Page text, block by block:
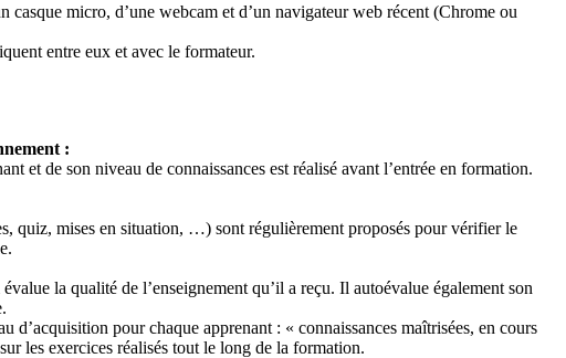
casque micro, d’une webcam et d’un navigateur web récent (Chrome ou
entre eux et avec le formateur.
:
et de son niveau de connaissances est réalisé avant l’entrée en formation.
quiz, mises en situation, …) sont régulièrement proposés pour vérifier le
la qualité de l’enseignement qu’il a reçu. Il autoévalue également son
pour chaque apprenant : « connaissances maîtrisées, en cours
les exercices réalisés tout le long de la formation.